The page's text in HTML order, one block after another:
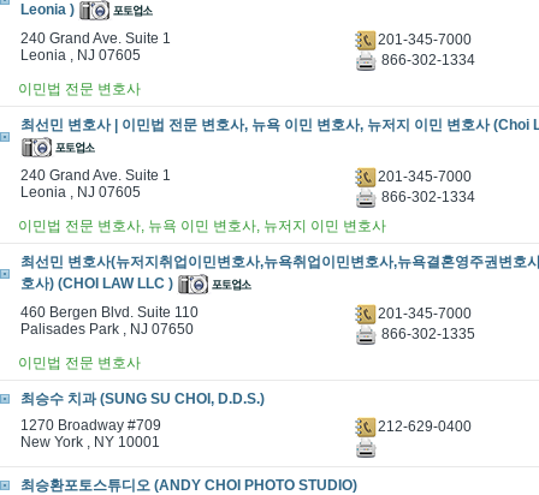
Leonia )
240 Grand Ave. Suite 1
Leonia , NJ 07605
201-345-7000
866-302-1334
이민법 전문 변호사
최선민 변호사 | 이민법 전문 변호사, 뉴욕 이민 변호사, 뉴저지 이민 변호사 (Choi
240 Grand Ave. Suite 1
Leonia , NJ 07605
201-345-7000
866-302-1334
이민법 전문 변호사, 뉴욕 이민 변호사, 뉴저지 이민 변호사
최선민 변호사(뉴저지취업이민변호사,뉴욕취업이민변호사,뉴욕결혼영주권변호
호사) (CHOI LAW LLC )
460 Bergen Blvd. Suite 110
Palisades Park , NJ 07650
201-345-7000
866-302-1335
이민법 전문 변호사
최승수 치과 (SUNG SU CHOI, D.D.S.)
1270 Broadway #709
New York , NY 10001
212-629-0400
최승환포토스튜디오 (ANDY CHOI PHOTO STUDIO)